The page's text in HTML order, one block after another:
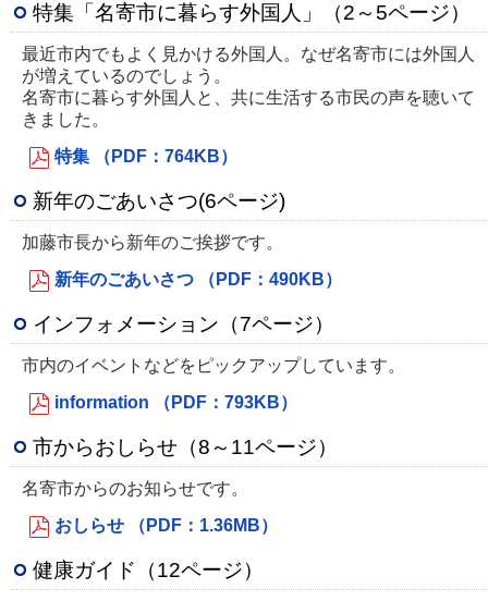
特集「名寄市に暮らす外国人」（2～5ページ）
最近市内でもよく見かける外国人。なぜ名寄市には外国人
が増えているのでしょう。
名寄市に暮らす外国人と、共に生活する市民の声を聴いて
きました。
特集 （PDF：764KB）
新年のごあいさつ(6ページ)
加藤市長から新年のご挨拶です。
新年のごあいさつ （PDF：490KB）
インフォメーション（7ページ）
市内のイベントなどをピックアップしています。
information （PDF：793KB）
市からおしらせ（8～11ページ）
名寄市からのお知らせです。
おしらせ （PDF：1.36MB）
健康ガイド（12ページ）